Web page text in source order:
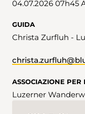
GUIDA
Christa Zurfluh -
ASSOCIAZIONE PER
Luzerner